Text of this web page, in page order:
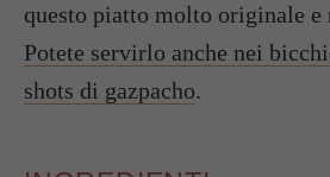
questo piatto molto originale e
Potete servirlo anche nei
shots di gazpacho.